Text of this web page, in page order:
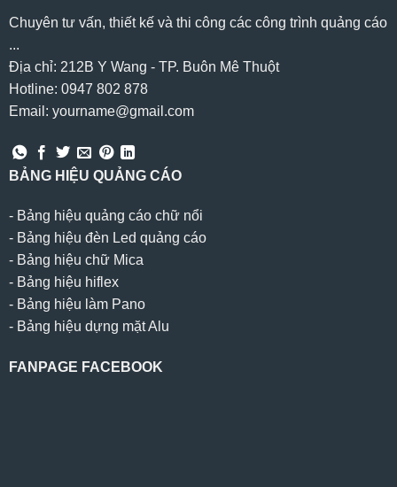
Chuyên tư vấn, thiết kế và thi công các công trình quảng cáo
...
Địa chỉ: 212B Y Wang - TP. Buôn Mê Thuột
Hotline: 0947 802 878
Email: yourname@gmail.com
BẢNG HIỆU QUẢNG CÁO
- Bảng hiệu quảng cáo chữ nổi
- Bảng hiệu đèn Led quảng cáo
- Bảng hiệu chữ Mica
- Bảng hiệu hiflex
- Bảng hiệu làm Pano
- Bảng hiệu dựng mặt Alu
FANPAGE FACEBOOK